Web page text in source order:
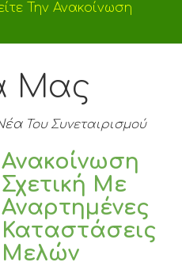
Την Ανακοίνωση
Μας
Του Συνεταιρισμού
Ανακοίνωση
Σχετική Με
Αναρτημένες
Καταστάσεις
Μελών